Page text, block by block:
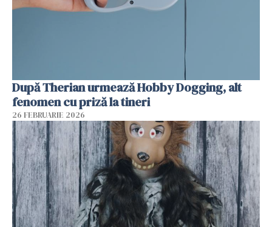
După Therian urmează Hobby Dogging, alt
fenomen cu priză la tineri
26 FEBRUARIE 2026